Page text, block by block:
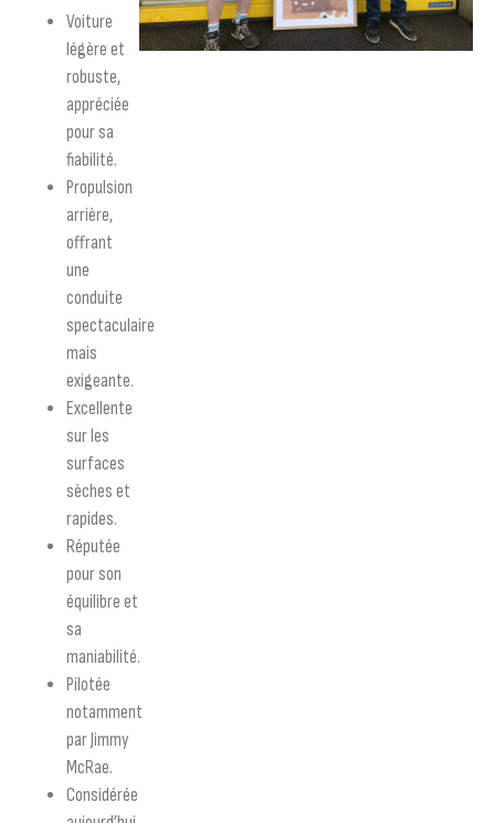
Voiture
légère et
robuste,
appréciée
pour sa
fiabilité.
Propulsion
arrière,
offrant
une
conduite
spectaculaire
mais
exigeante.
Excellente
sur les
surfaces
sèches et
rapides.
Réputée
pour son
équilibre et
sa
maniabilité.
Pilotée
notamment
parJimmy
McRae.
Considérée